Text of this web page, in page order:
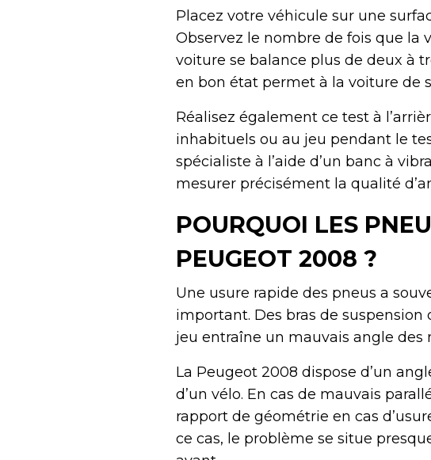
Placez votre véhicule sur une
Observez le nombre de fois que la
voiture se balance plus de deux à
en bon état permet à la voiture de
Réalisez également ce test à
inhabituels ou au jeu pendant le
spécialiste à l’aide d’un banc à
mesurer précisément la qualité
POURQUOI LES
PEUGEOT 2008 ?
Une usure rapide des pneus a
important. Des bras de suspension
jeu entraîne un mauvais angle des
La Peugeot 2008 dispose d’un
d’un vélo. En cas de mauvais
rapport de géométrie en cas
ce cas, le problème se situe